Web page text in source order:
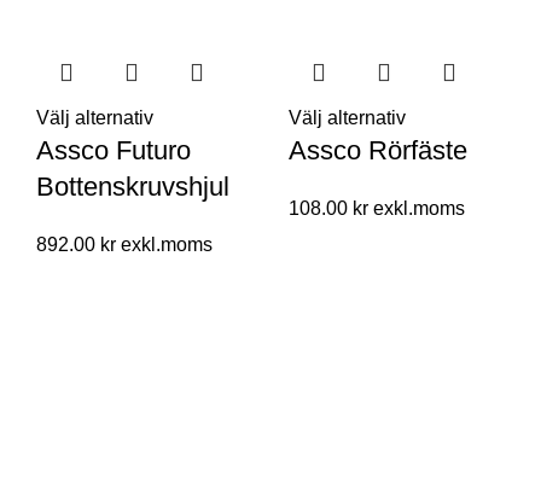
Välj alternativ
Assco Futuro
Bottenskruvshjul
892.00 kr
Välj alternativ
Assco Rörfäste
108.00 kr